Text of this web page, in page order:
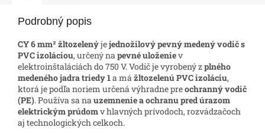
Podrobný popis
CY 6 mm² žltozelenýjejednožilový pevný medený vodič s
PVC izoláciou, určený napevné uloženiev
elektroinštaláciách do 750 V. Vodič je vyrobený zplného
medeného jadra triedy 1a mážltozelenú PVC izoláciu,
ktorá je podľa noriem určená výhradne preochranný vodič
(PE). Používa sa nauzemnenie a ochranu pred úrazom
elektrickým prúdomv hlavných prívodoch, rozvádzačoch
aj technologických celkoch.